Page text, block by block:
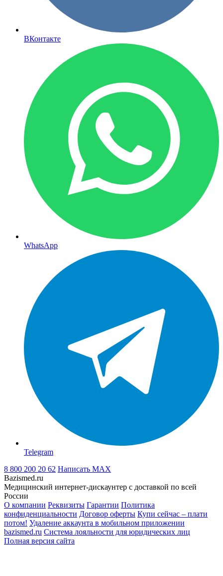
ВКонтакте
WhatsApp
Telegram
8 800 200 20 62 Написать MAX
Bazismed.ru
Медицинский интернет-дискаунтер с доставкой по всей
России
О компании Реквизиты Гарантии Политика
конфиденциальности Договор оферты Купи сейчас – плати
потом! Удаление аккаунта в мобильном приложении
bazismed.ru Система лояльности для юридических лиц
Полная версия сайта